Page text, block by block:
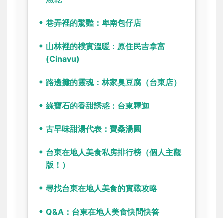
巷弄裡的驚豔：卑南包仔店
山林裡的樸實溫暖：原住民吉拿富
(Cinavu)
路邊攤的靈魂：林家臭豆腐（台東店）
綠寶石的香甜誘惑：台東釋迦
古早味甜湯代表：寶桑湯圓
台東在地人美食私房排行榜（個人主觀
版！）
尋找台東在地人美食的實戰攻略
Q&A：台東在地人美食快問快答